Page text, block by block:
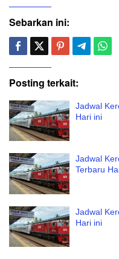
Sebarkan ini:
Posting terkait:
Jadwal
Hari ini
Jadwal
Terbaru
Jadwal
Hari ini